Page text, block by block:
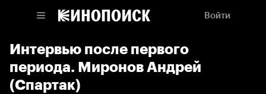
Войти
Интервью после первого
периода. Миронов Андрей
(Спартак)